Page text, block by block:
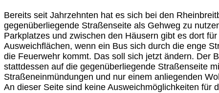
Bereits seit Jahrzehnten hat es sich bei den
gegenüberliegende Straßenseite als Gehweg zu
Parkplatzes und zwischen den Häusern gibt es dort
Ausweichflächen, wenn ein Bus sich durch die enge
die Feuerwehr kommt. Das soll sich jetzt ändern. Der
stattdessen auf die gegenüberliegende Straßenseite
Straßeneinmündungen und nur einem anliegenden
An dieser Seite sind keine Ausweichmöglichkeiten für